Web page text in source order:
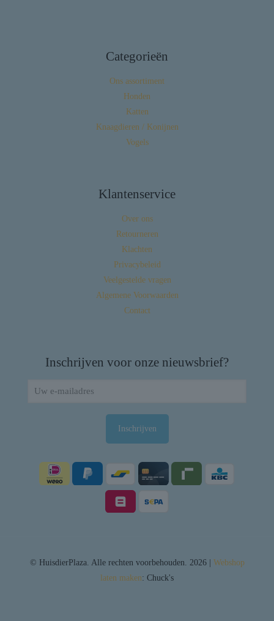
Categorieën
Ons assortiment
Honden
Katten
Knaagdieren / Konijnen
Vogels
Klantenservice
Over ons
Retourneren
Klachten
Privacybeleid
Veelgestelde vragen
Algemene Voorwaarden
Contact
Inschrijven voor onze nieuwsbrief?
© HuisdierPlaza. Alle rechten voorbehouden. 2026 | Webshop
laten maken: Chuck's